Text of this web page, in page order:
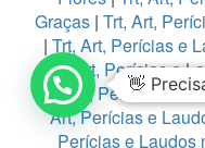
Graças| Trt, Art,
| Trt, Art, Perícias e
Trt, Art, Perícias e
Trt, Art, Perícias e
Art, Perícias e
Perícias e Laudos
👋